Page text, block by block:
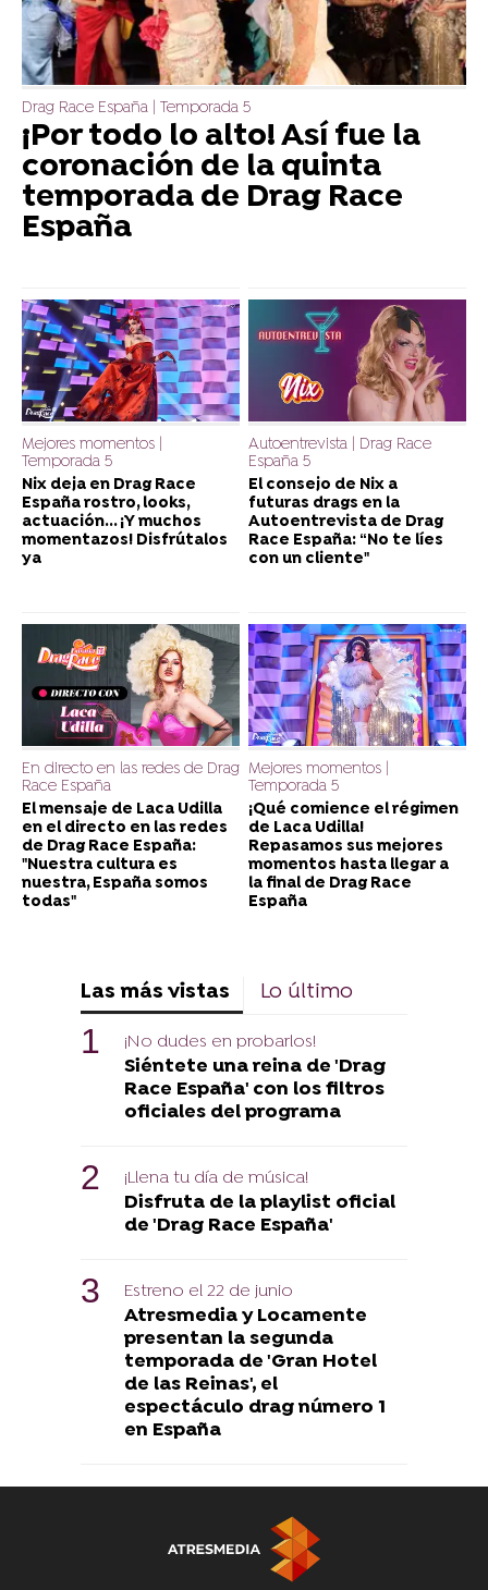
Drag Race España | Temporada 5
¡Por todo lo alto! Así fue la
coronación de la quinta
temporada de Drag Race
España
Mejores momentos |
Temporada 5
Nix deja en Drag Race
España rostro, looks,
actuación... ¡Y muchos
momentazos! Disfrútalos
ya
Autoentrevista | Drag Race
España 5
El consejo de Nix a
futuras drags en la
Autoentrevista de Drag
Race España: “No te líes
con un cliente"
En directo en las redes de Drag
Race España
El mensaje de Laca Udilla
en el directo en las redes
de Drag Race España:
"Nuestra cultura es
nuestra, España somos
todas"
Mejores momentos |
Temporada 5
¡Qué comience el régimen
de Laca Udilla!
Repasamos sus mejores
momentos hasta llegar a
la final de Drag Race
España
Las más vistas Lo último
¡No dudes en probarlos!
Siéntete una reina de 'Drag
Race España' con los filtros
oficiales del programa
¡Llena tu día de música!
Disfruta de la playlist oficial
de 'Drag Race España'
Estreno el 22 de junio
Atresmedia y Locamente
presentan la segunda
temporada de 'Gran Hotel
de las Reinas', el
espectáculo drag número 1
en España